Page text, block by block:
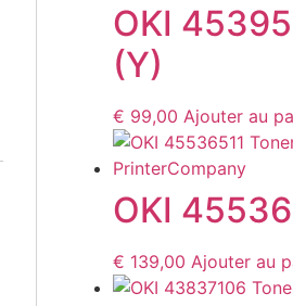
OKI
(Y)
€ 99,00 Ajouter au
OKI
€ 139,00 Ajouter au